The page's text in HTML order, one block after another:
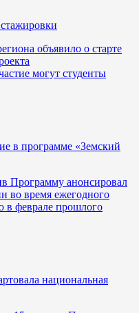
объявило о старте
могут студенты
в программе «Земский
Программу анонсировал
во время ежегодного
в феврале прошлого
национальная